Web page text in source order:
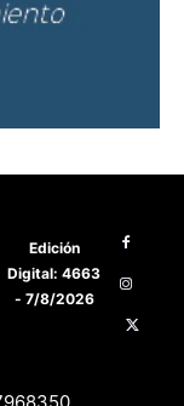
Edición
Digital: 4663
- 7/8/2026